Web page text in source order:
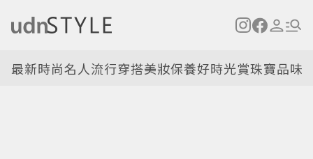
最新時尚名人流行穿搭美妝保養好時光賞珠寶品味